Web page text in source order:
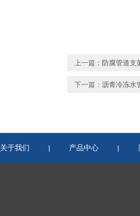
上一篇： 防腐管道支
下一篇： 沥青冷冻水
关于我们 | 产品中心 |